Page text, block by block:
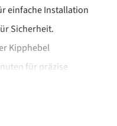
einfache Installation
Sicherheit.
Kipphebel
für präzise